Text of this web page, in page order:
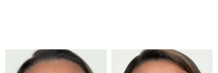
Lituanie Livraison estimée8/11/26